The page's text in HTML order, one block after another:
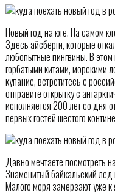
Новый год на юге. На самом
Здесь айсберги, которые
любопытные пингвины. В
горбатыми китами, морскими
купание, встретитесь с
отправите открытку с
исполняется 200 лет со дня
первых гостей шестого
Давно мечтаете посмотреть
Знаменитый байкальский
Малого моря замерзают уже